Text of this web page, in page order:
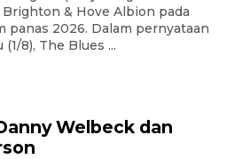
& Hove Albion pada
panas 2026. Dalam pernyataan
8), The Blues ...
Welbeck dan